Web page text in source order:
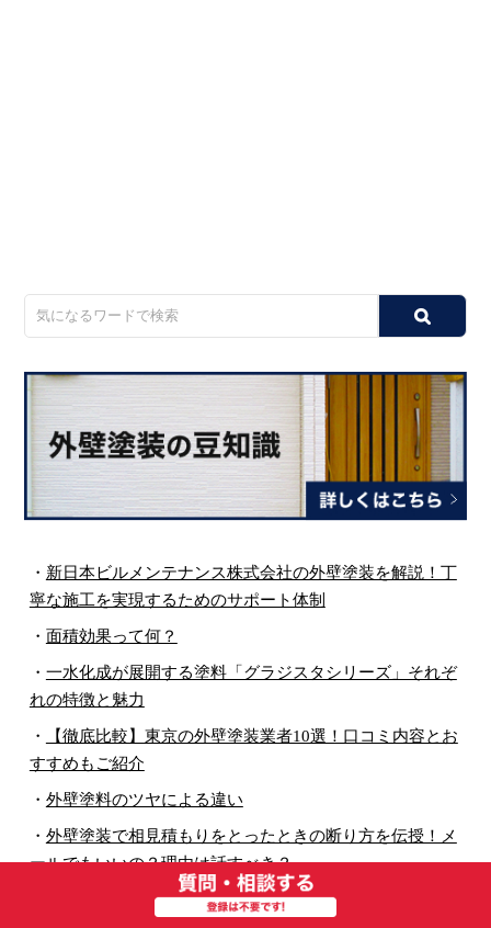
・ 新日本ビルメンテナンス株式会社の外壁塗装を解説！丁
寧な施工を実現するためのサポート体制
・ 面積効果って何？
・ 一水化成が展開する塗料「グラジスタシリーズ」それぞ
れの特徴と魅力
・
【徹底比較】東京の外壁塗装業者10選！口コミ内容とお
すすめもご紹介
・ 外壁塗料のツヤによる違い
・ 外壁塗装で相見積もりをとったときの断り方を伝授！メ
ールでもいいの？理由は話すべき？
雨戸の塗装とメンテナンス、ちゃんとしてる？塗装を怠